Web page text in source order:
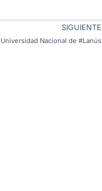
SIGUIENTE
Universidad Nacional de #Lanús